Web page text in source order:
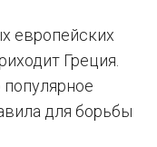
европейских
Греция.
для борьбы